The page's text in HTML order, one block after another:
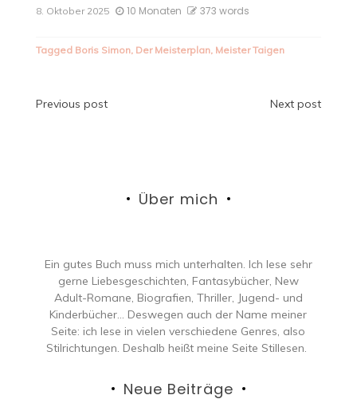
8. Oktober 2025 10 Monaten 373 words
Tagged Boris Simon, Der Meisterplan, Meister Taigen
Beitragsnavigation
Previous post Next post
Über mich
Ein gutes Buch muss mich unterhalten. Ich lese sehr
gerne Liebesgeschichten, Fantasybücher, New
Adult-Romane, Biografien, Thriller, Jugend- und
Kinderbücher… Deswegen auch der Name meiner
Seite: ich lese in vielen verschiedene Genres, also
Stilrichtungen. Deshalb heißt meine Seite Stillesen.
Neue Beiträge